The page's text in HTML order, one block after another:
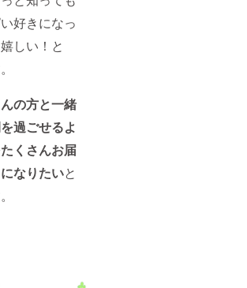
好きになっ
しい！と
の方と一緒
過ごせるよ
くさんお届
なりたいと